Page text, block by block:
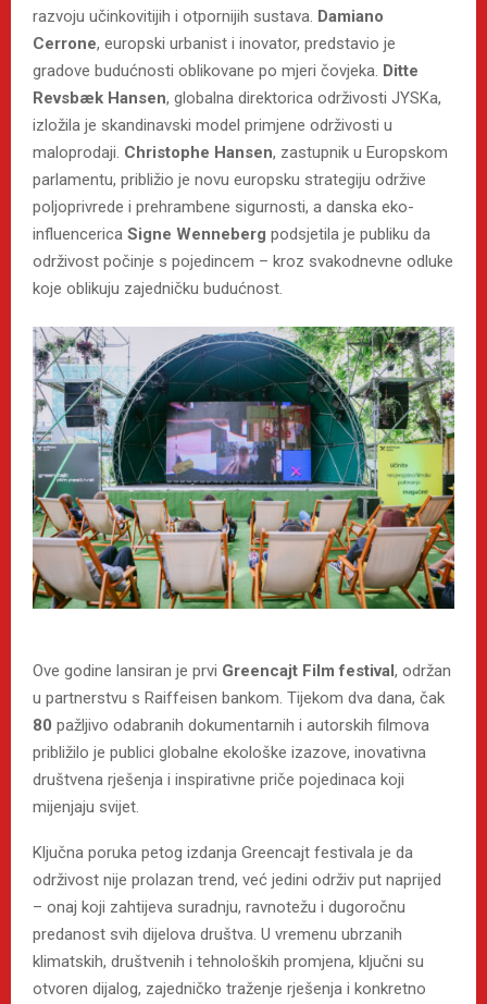
razvoju učinkovitijih i otpornijih sustava. Damiano
Cerrone, europski urbanist i inovator, predstavio je
gradove budućnosti oblikovane po mjeri čovjeka. Ditte
Revsbæk Hansen, globalna direktorica održivosti JYSKa,
izložila je skandinavski model primjene održivosti u
maloprodaji. Christophe Hansen, zastupnik u Europskom
parlamentu, približio je novu europsku strategiju održive
poljoprivrede i prehrambene sigurnosti, a danska eko-
influencerica Signe Wenneberg podsjetila je publiku da
održivost počinje s pojedincem – kroz svakodnevne odluke
koje oblikuju zajedničku budućnost.
Ove godine lansiran je prvi Greencajt Film festival, održan
u partnerstvu s Raiffeisen bankom. Tijekom dva dana, čak
80 pažljivo odabranih dokumentarnih i autorskih filmova
približilo je publici globalne ekološke izazove, inovativna
društvena rješenja i inspirativne priče pojedinaca koji
mijenjaju svijet.
Ključna poruka petog izdanja Greencajt festivala je da
održivost nije prolazan trend, već jedini održiv put naprijed
– onaj koji zahtijeva suradnju, ravnotežu i dugoročnu
predanost svih dijelova društva. U vremenu ubrzanih
klimatskih, društvenih i tehnoloških promjena, ključni su
otvoren dijalog, zajedničko traženje rješenja i konkretno